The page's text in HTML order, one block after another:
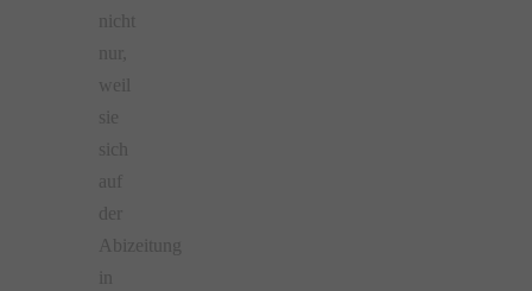
nicht
weil
sie
sich
auf
der
Abizeitung